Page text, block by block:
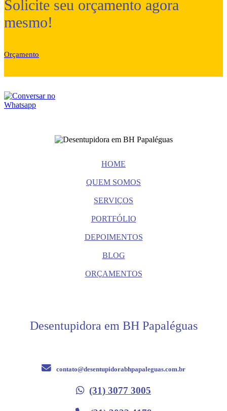
Solicite seu orçamento agora
mesmo!
Orçamento
HOME
QUEM SOMOS
SERVIÇOS
PORTFÓLIO
DEPOIMENTOS
BLOG
ORÇAMENTOS
Desentupidora em BH Papaléguas
contato@desentupidorabhpapaleguas.com.br
(31) 3077 3005